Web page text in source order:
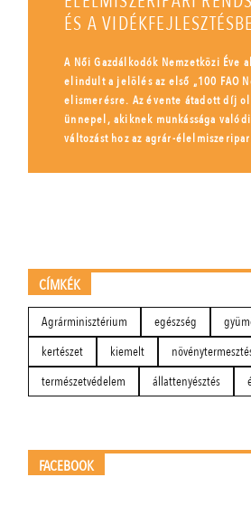
ÉS A
A Női Gazdálkodók Nemzetközi Éve
elindult a jelölés az első „100 FAO
elismerésre. Az évente átadott díj
ünnepel, akiknek munkássága
változást hoz az agrár-
CÍMKÉK
Agrárminisztérium egészség
kertészet
kiemelt
természetvédelem
állattenyésztés
FACEBOOK